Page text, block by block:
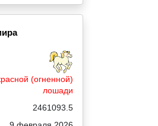
(огненной)
лошади
2461093.5